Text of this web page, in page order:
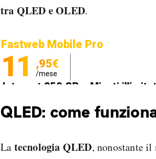
tra QLED e OLED.
Fastweb Mobile Pro
11 ,95€
/mese
Internet 250 GB e Minuti
QLED: come
La tecnologia QLED, nonostante